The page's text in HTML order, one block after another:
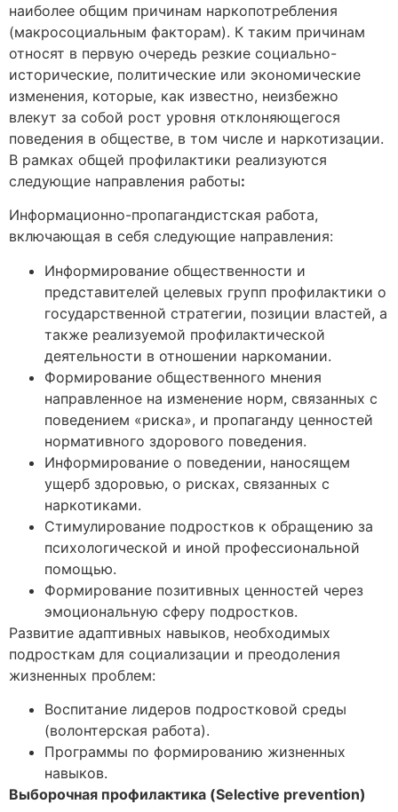
наиболее общим причинам наркопотребления
(макросоциальным факторам). К таким причинам
относят в первую очередь резкие социально-
исторические, политические или экономические
изменения, которые, как известно, неизбежно
влекут за собой рост уровня отклоняющегося
поведения в обществе, в том числе и наркотизации.
В рамках общей профилактики реализуются
следующие направления работы:
Информационно-пропагандистская работа,
включающая в себя следующие направления:
Информирование общественности и
представителей целевых групп профилактики о
государственной стратегии, позиции властей, а
также реализуемой профилактической
деятельности в отношении наркомании.
Формирование общественного мнения
направленное на изменение норм, связанных с
поведением «риска», и пропаганду ценностей
нормативного здорового поведения.
Информирование о поведении, наносящем
ущерб здоровью, о рисках, связанных с
наркотиками.
Стимулирование подростков к обращению за
психологической и иной профессиональной
помощью.
Формирование позитивных ценностей через
эмоциональную сферу подростков.
Развитие адаптивных навыков, необходимых
подросткам для социализации и преодоления
жизненных проблем:
Воспитание лидеров подростковой среды
(волонтерская работа).
Программы по формированию жизненных
навыков.
Выборочная профилактика (Selective prevention)